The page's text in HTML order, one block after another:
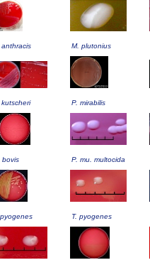
anthracis M. plutonius
kutscheri P. mirabilis
bovis P. mu. multocida
pyogenes T. pyogenes